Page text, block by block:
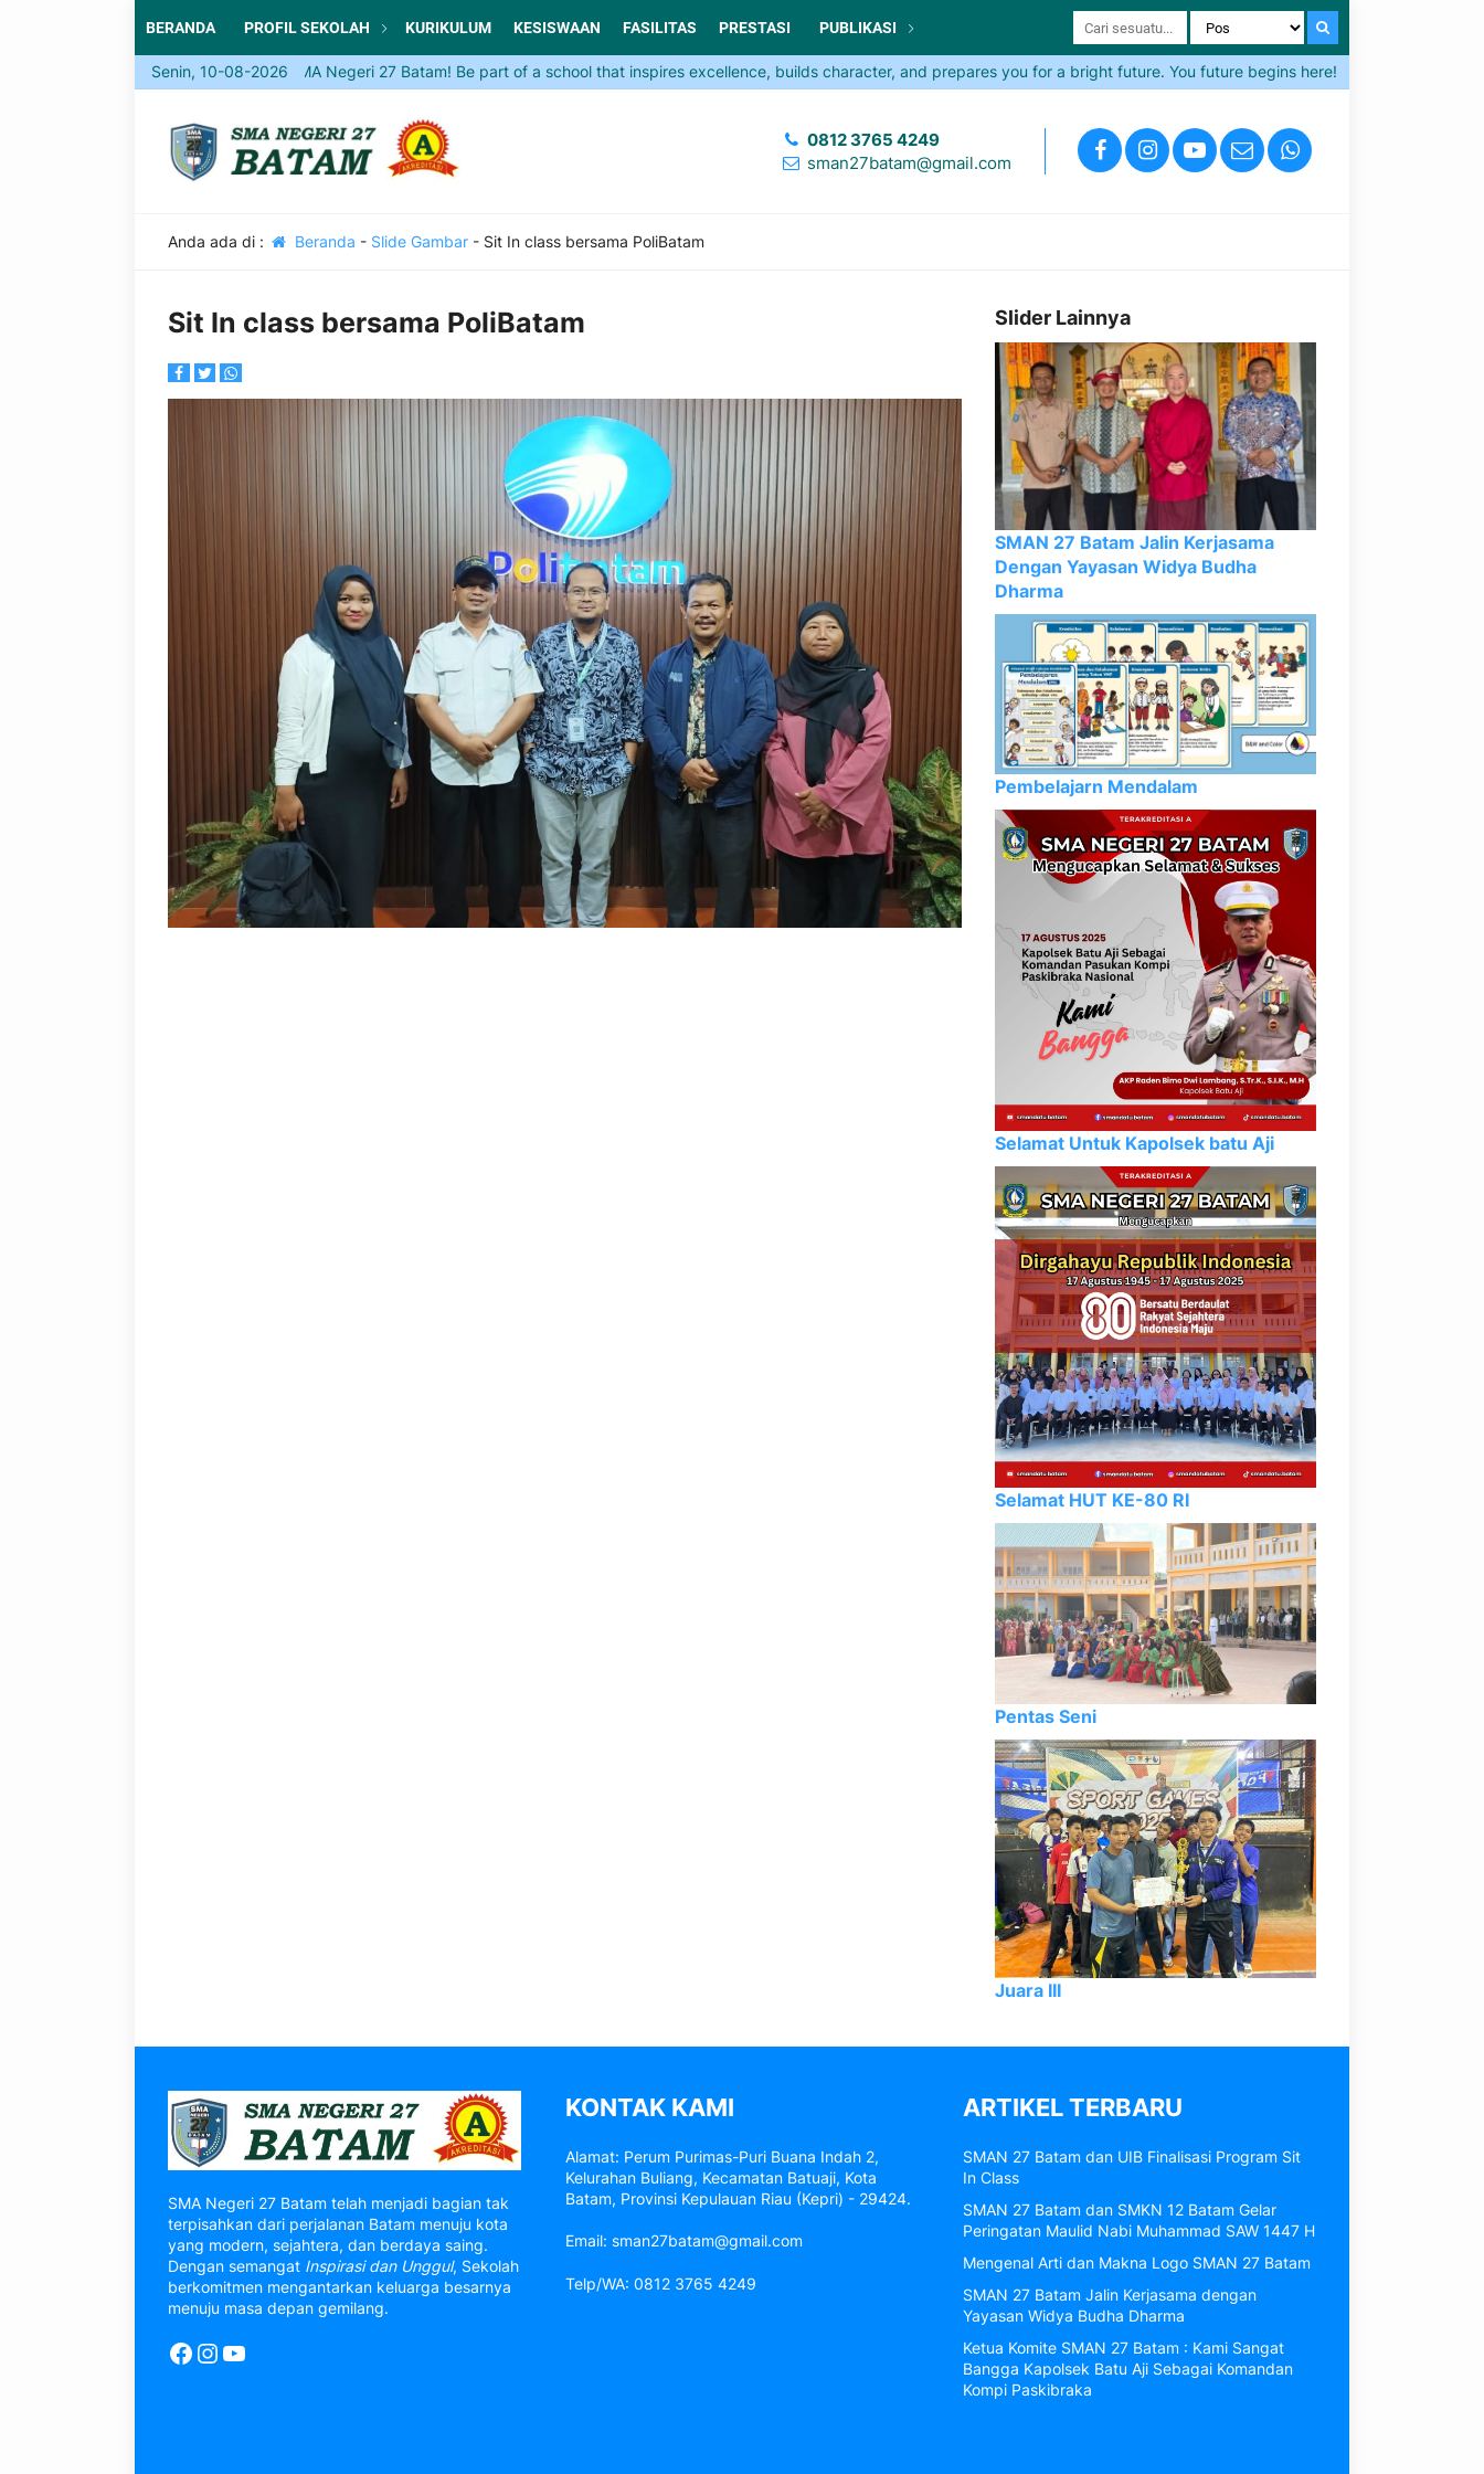
BERANDA PROFIL SEKOLAH KURIKULUM KESISWAAN FASILITAS PRESTASI PUBLIKASI
Senin, 10-08-2026
Come and Join SMA Negeri 27 Batam! Be part of a school that inspires excellence, builds character, and prepares you for a bright future. You future begins here!
0812 3765 4249
sman27batam@gmail.com
Anda ada di : Beranda - Slide Gambar- Sit In class bersama PoliBatam
Sit In class bersama PoliBatam Slider Lainnya
SMAN 27 Batam Jalin Kerjasama
Dengan Yayasan Widya Budha
Dharma
Pembelajarn Mendalam
Selamat Untuk Kapolsek batu Aji
Selamat HUT KE-80 RI
Pentas Seni
Juara III
SMA Negeri 27 Batam telah menjadi bagian tak
terpisahkan dari perjalanan Batam menuju kota
yang modern, sejahtera, dan berdaya saing.
Dengan semangat Inspirasi dan Unggul, Sekolah
berkomitmen mengantarkan keluarga besarnya
menuju masa depan gemilang.
Facebook
Instagram
YouTube
KONTAK KAMI
Alamat: Perum Purimas-Puri Buana Indah 2,
Kelurahan Buliang, Kecamatan Batuaji, Kota
Batam, Provinsi Kepulauan Riau (Kepri) - 29424.
Email: sman27batam@gmail.com
Telp/WA: 0812 3765 4249
ARTIKEL TERBARU
SMAN 27 Batam dan UIB Finalisasi Program Sit
In Class
SMAN 27 Batam dan SMKN 12 Batam Gelar
Peringatan Maulid Nabi Muhammad SAW 1447 H
Mengenal Arti dan Makna Logo SMAN 27 Batam
SMAN 27 Batam Jalin Kerjasama dengan
Yayasan Widya Budha Dharma
Ketua Komite SMAN 27 Batam : Kami Sangat
Bangga Kapolsek Batu Aji Sebagai Komandan
Kompi Paskibraka